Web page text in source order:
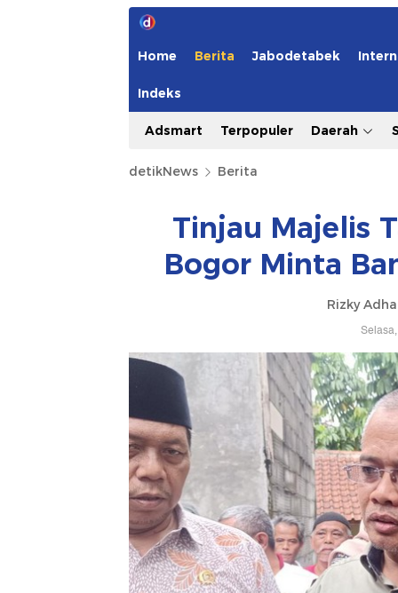
Home Berita Jabodetabek
Indeks
Adsmart Terpopuler Daerah
detikNews Berita
Tinjau Majelis
Bogor Minta
Rizky